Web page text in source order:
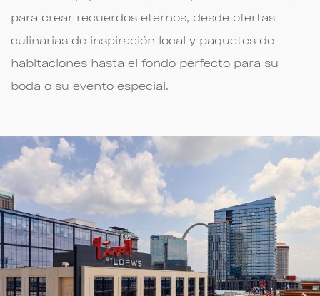
para crear recuerdos eternos, desde ofertas
culinarias de inspiración local y paquetes de
habitaciones hasta el fondo perfecto para su
boda o su evento especial.